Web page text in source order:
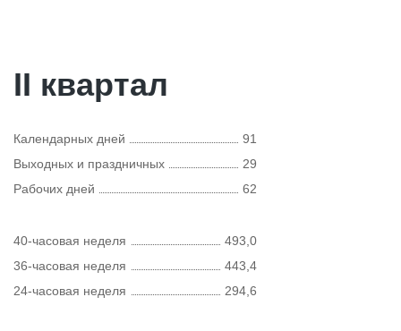
II квартал
Календарных дней
91
Выходных и праздничных
29
Рабочих дней
62
40-часовая неделя
493,0
36-часовая неделя
443,4
24-часовая неделя
294,6